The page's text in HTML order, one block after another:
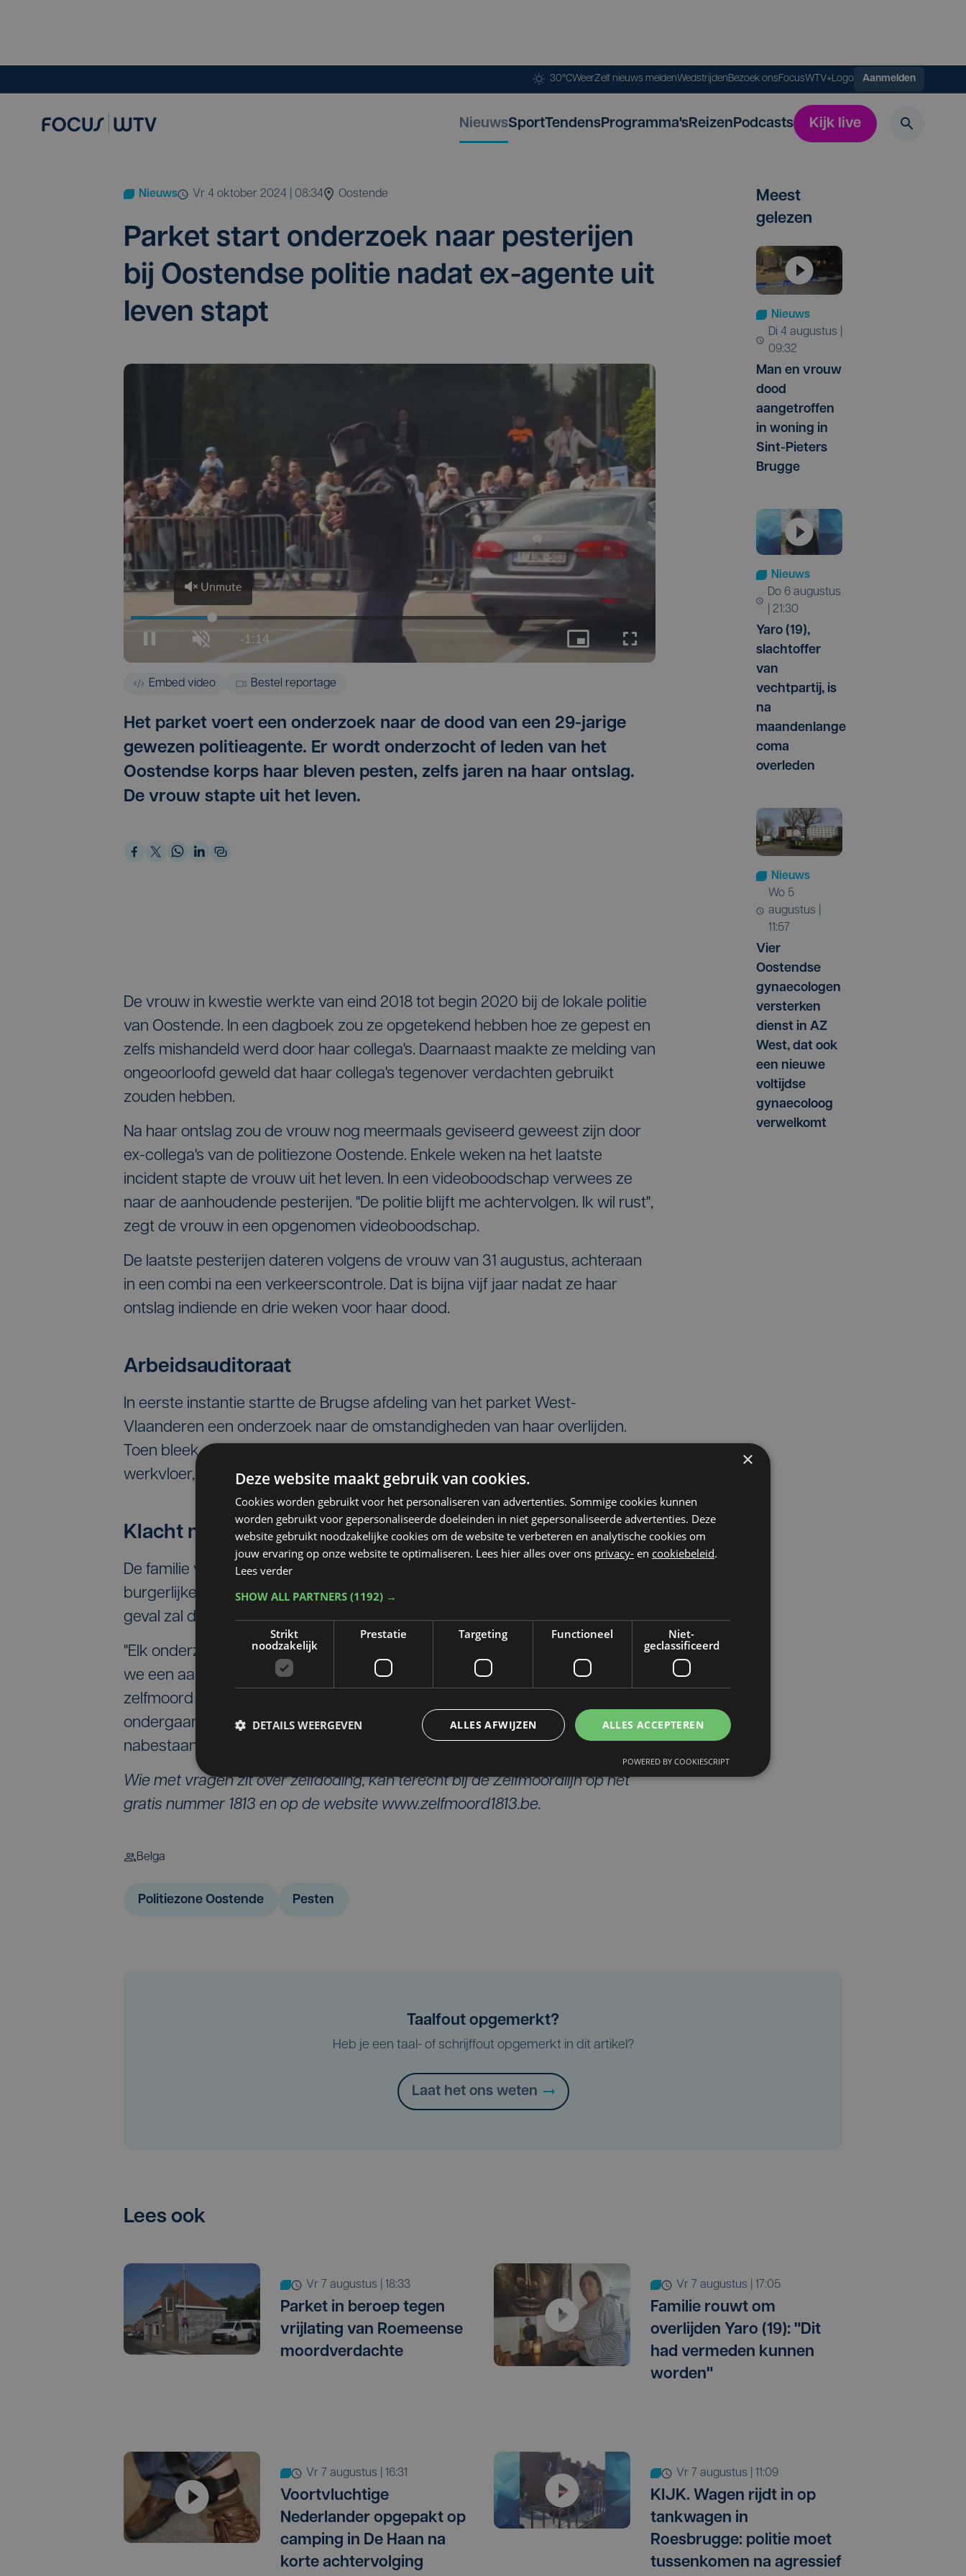
30°CWeerZelf nieuws meldenWedstrijdenBezoek onsFocusWTV+Logo Aanmelden
NieuwsSportTendensProgramma'sReizenPodcasts Kijk live
Nieuws vr 4 oktober 2024 | 08:34 Oostende
Par­ket start onder­zoek naar pes­te­rij­en
bij Oos­tend­se poli­tie nadat ex-agen­te uit
leven stapt
Embed video Bestel reportage
Het parket voert een onderzoek naar de dood van een 29-jarige
gewezen politieagente. Er wordt onderzocht of leden van het
Oostendse korps haar bleven pesten, zelfs jaren na haar ontslag.
De vrouw stapte uit het leven.
De vrouw in kwestie werkte van eind 2018 tot begin 2020 bij de lokale politie
van Oostende. In een dagboek zou ze opgetekend hebben hoe ze gepest en
zelfs mishandeld werd door haar collega's. Daarnaast maakte ze melding van
ongeoorloofd geweld dat haar collega's tegenover verdachten gebruikt
zouden hebben.
Na haar ontslag zou de vrouw nog meermaals geviseerd geweest zijn door
ex-collega's van de politiezone Oostende. Enkele weken na het laatste
incident stapte de vrouw uit het leven. In een videoboodschap verwees ze
naar de aanhoudende pesterijen. "De politie blijft me achtervolgen. Ik wil rust",
zegt de vrouw in een opgenomen videoboodschap.
De laatste pesterijen dateren volgens de vrouw van 31 augustus, achteraan
in een combi na een verkeerscontrole. Dat is bijna vijf jaar nadat ze haar
ontslag indiende en drie weken voor haar dood.
Arbeidsauditoraat
In eerste instantie startte de Brugse afdeling van het parket West-
Vlaanderen een onderzoek naar de omstandigheden van haar overlijden.
Toen bleek dat de zelfmoord gelinkt was aan vermeende pesterijen op de
werkvloer, werd het dossier overgeheveld naar het arbeidsauditoraat.
Klacht nabestaanden
De familie van de ex-politievrouw zal wellicht een klacht met
burgerlijkepartijstelling neerleggen bij de Brugse onderzoeksrechter. In dat
geval zal de onderzoeksrechter de leiding over het onderzoek overnemen.
"Elk onderzoek is moeilijk om daar bewijzen uit te krijgen. Maar ik denk dat
we een aantal elementen hebben die sterk zijn, en die aantonen dat de
zelfmoord rechtstreeks te linken is aan de feiten die ze heeft moeten
ondergaan bij de politiezone Oostende", zegt de advocaat van de
nabestaanden, Pieterjan Dens.
Wie met vragen zit over zelfdoding, kan terecht bij de Zelfmoordlijn op het
gratis nummer 1813 en op de website www.zelfmoord1813.be.
Belga
Politiezone Oostende Pesten
Meest
gelezen
Nieuws
di 4 augustus |
09:32
Man en vrouw
dood
aangetroffen
in woning in
Sint-Pieters
Brugge
Nieuws
do 6 augustus
| 21:30
Yaro (19),
slachtoffer
van
vechtpartij, is
na
maandenlange
coma
overleden
Nieuws
wo 5
augustus |
11:57
Vier
Oostendse
gynaecologen
versterken
dienst in AZ
West, dat ook
een nieuwe
voltijdse
gynaecoloog
verwelkomt
Taalfout opgemerkt?
Heb je een taal- of schrijffout opgemerkt in dit artikel?
Laat het ons weten
Lees ook
vr 7 augustus | 18:33
Parket in beroep tegen
vrijlating van Roemeense
moordverdachte
vr 7 augustus | 17:05
Familie rouwt om
overlijden Yaro (19): "Dit
had vermeden kunnen
worden"
vr 7 augustus | 16:31
Voortvluchtige
Nederlander opgepakt op
camping in De Haan na
korte achtervolging
vr 7 augustus | 11:09
KIJK. Wagen rijdt in op
tankwagen in
Roesbrugge: politie moet
tussenkomen na agressief
×
Deze website maakt gebruik van cookies.
Cookies worden gebruikt voor het personaliseren van advertenties. Sommige cookies kunnen
worden gebruikt voor gepersonaliseerde doeleinden in niet gepersonaliseerde advertenties. Deze
website gebruikt noodzakelijke cookies om de website te verbeteren en analytische cookies om
jouw ervaring op onze website te optimaliseren. Lees hier alles over ons privacy- en cookiebeleid.
Lees verder
SHOW ALL PARTNERS (1192) →
Strikt
noodzakelijk
Prestatie Targeting Functioneel
Niet-
geclassificeerd
ALLES ACCEPTEREN
ALLES AFWIJZEN
DETAILS WEERGEVEN
POWERED BY COOKIESCRIPT